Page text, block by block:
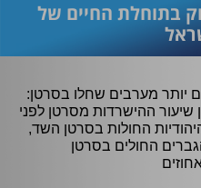
בתוחלת החיים של
יותר מערבים שחלו בסרטן:
שיעור ההישרדות מסרטן לפני
החולות בסרטן השד,
הגברים החולים בסרטן